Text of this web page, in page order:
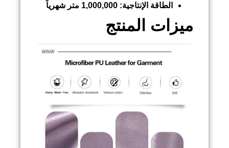
الطاقة الإنتاجية:
ميزات المنتج